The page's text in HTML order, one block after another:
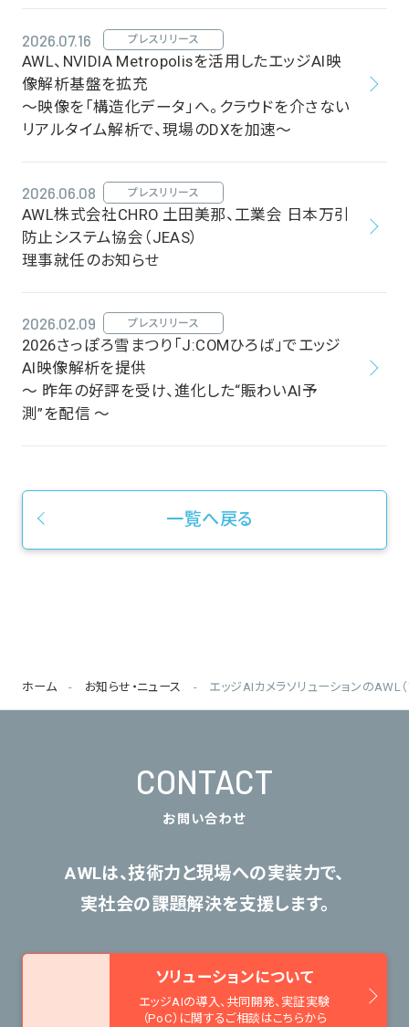
2026.07.16 プレスリリース
AWL、NVIDIA Metropolisを活用したエッジAI映
像解析基盤を拡充
～映像を「構造化データ」へ。クラウドを介さない
リアルタイム解析で、現場のDXを加速～
2026.06.08 プレスリリース
AWL株式会社CHRO 土田美那、工業会 日本万引
防止システム協会（JEAS）
理事就任のお知らせ
2026.02.09 プレスリリース
2026さっぽろ雪まつり「J:COMひろば」でエッジ
AI映像解析を提供
～ 昨年の好評を受け、進化した“賑わいAI予
測”を配信 ～
一覧へ戻る
ホーム お知らせ・ニュース エッジAIカメラソリューションのAWL
CONTACT
お問い合わせ
AWLは、技術力と現場への実装力で、
実社会の課題解決を支援します。
ソリューションについて
エッジAIの導入、共同開発、 実証実験
（PoC）に関するご相談はこちらから